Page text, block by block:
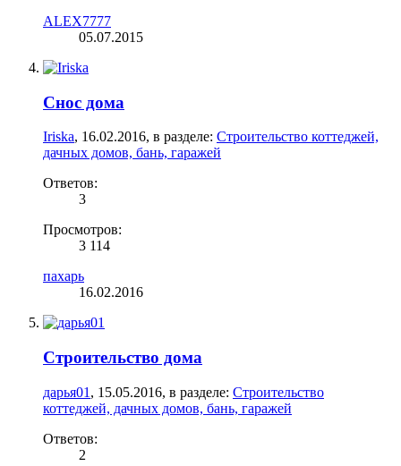
ALEX7777
05.07.2015
Снос дома
Iriska, 16.02.2016, в разделе: Строительство коттеджей,
дачных домов, бань, гаражей
Ответов:
3
Просмотров:
3 114
пахарь
16.02.2016
Cтроительство дома
дарья01 , 15.05.2016, в разделе: Строительство
коттеджей, дачных домов, бань, гаражей
Ответов:
2